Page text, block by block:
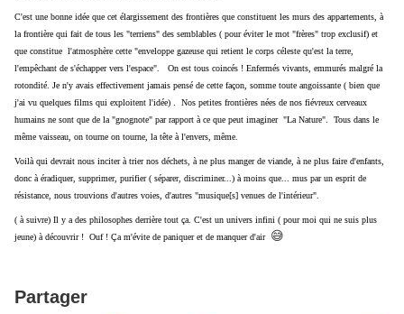
C'est une bonne idée que cet élargissement des frontières que constituent les murs des appartements, à
la frontière qui fait de tous les "terriens" des semblables ( pour éviter le mot "frères" trop exclusif) et
que constitue l'atmosphère cette "enveloppe gazeuse qui retient le corps céleste qu'est la terre,
l'empêchant de s'échapper vers l'espace".
On est tous coincés ! Enfermés vivants, emmurés malgré la
rotondité. Je n'y avais effectivement jamais pensé de cette façon, somme toute angoissante ( bien que
j'ai vu quelques films qui exploitent l'idée) . Nos petites frontières nées de nos fiévreux cerveaux
humains ne sont que de la "gnognote" par rapport à ce que peut imaginer "La Nature". Tous dans le
même vaisseau, on tourne on tourne, la tête à l'envers, même.
Voilà qui devrait nous inciter à trier nos déchets, à ne plus manger de viande, à ne plus faire d'enfants,
donc à éradiquer, supprimer, purifier ( séparer, discriminer...) à moins que... mus par un esprit de
résistance, nous trouvions d'autres voies, d'autres "musique[s] venues de l'intérieur".
( à suivre) Il y a des philosophes derrière tout ça. C'est un univers infini ( pour moi qui ne suis plus
jeune) à découvrir ! Ouf ! Ça m'évite de paniquer et de manquer d'air 😅
Partager